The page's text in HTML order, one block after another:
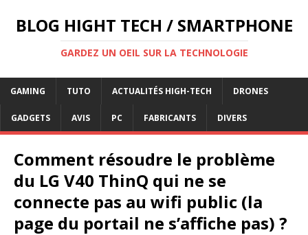
BLOG HIGHT TECH / SMARTPHONE
GARDEZ UN OEIL SUR LA TECHNOLOGIE
GAMING TUTO ACTUALITÉS HIGH-TECH DRONES
GADGETS AVIS PC FABRICANTS DIVERS
Comment résoudre le problème
du LG V40 ThinQ qui ne se
connecte pas au wifi public (la
page du portail ne s’affiche pas) ?